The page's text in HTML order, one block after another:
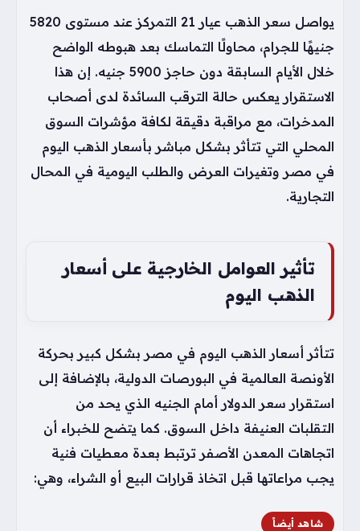
يواصل سعر الذهب عيار 21 التمركز عند مستوى 5820
جنيهًا للجرام، محاولًا التماسك بعد هبوطه الواضح
خلال الأيام السابقة دون حاجز 5900 جنيه. إن هذا
الاستقرار يعكس حالة الترقب السائدة لدى أصحاب
المدخرات، مع مراقبة دقيقة لكافة مؤشرات السوق
المحلي التي تتأثر بشكل مباشر بأسعار الذهب اليوم
في مصر وتغيرات العرض والطلب اليومية في المحال
التجارية.
تأثير العوامل الخارجية على أسعار
الذهب اليوم
تتأثر أسعار الذهب اليوم في مصر بشكل كبير بحركة
الأونصة العالمية في البورصات الدولية، بالإضافة إلى
استقرار سعر الدولار أمام الجنيه الذي يحد من
التقلبات العنيفة داخل السوق. كما يتضح للخبراء أن
اتجاهات المعدن الأصفر ترتبط بعدة معطيات فنية
يجب مراعاتها قبل اتخاذ قرارات البيع أو الشراء، وهي:
شاهد أيضاً